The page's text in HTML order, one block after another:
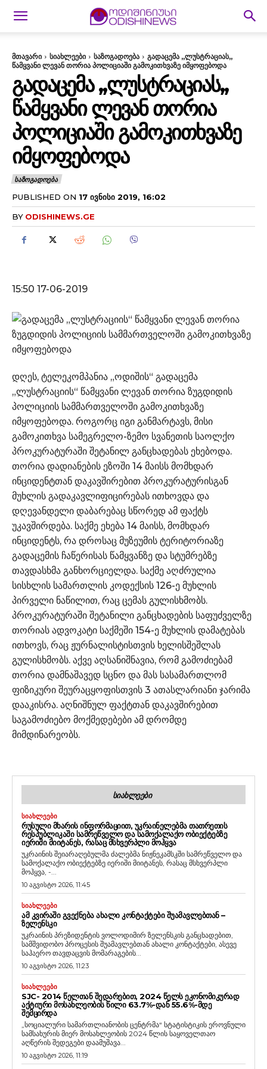
მთავარი სიახლეები საზოგადოება
გადაცემა ,,ლუსტრაციას,,
წამყვანი ლევან თორია პოლიციაში გამოკითხვაზე იმყოფებოდა
ᲒᲐᲓᲐᲪᲔᲛᲐ ,,ᲚᲣᲡᲢᲠᲐᲪᲘᲐᲡ,,
ᲬᲐᲛᲧᲕᲐᲜᲘ ᲚᲔᲕᲐᲜ ᲗᲝᲠᲘᲐ
ᲞᲝᲚᲘᲪᲘᲐᲨᲘ ᲒᲐᲛᲝᲙᲘᲗᲮᲕᲐᲖᲔ
ᲘᲛᲧᲝᲤᲔᲑᲝᲓᲐ
ᲡᲐᲖᲝᲒᲐᲓᲝᲔᲑᲐ
PUBLISHED ON 17 ᲘᲕᲜᲘᲡᲘ 2019, 16:02
BY ODISHINEWS.GE
15:50 17-06-2019
დღეს, ტელეკომპანია „ოდიშის“ გადაცემა
„ლუსტრაციის“ წამყვანი ლევან თორია ზუგდიდის
პოლიციის სამმართველოში გამოკითხვაზე
იმყოფებოდა. როგორც იგი განმარტავს, მისი
გამოკითხვა სამეგრელო-ზემო სვანეთის საოლქო
პროკურატურაში შეტანილ განცხადებას ეხებოდა.
თორია დადიანების ეზოში 14 მაისს მომხდარ
ინციდენტთან დაკავშირებით პროკურატურისგან
მუხლის გადაკავლიფიცირებას ითხოვდა და
დღევანდელი დაბარებაც სწორედ ამ ფაქტს
უკავშირდება. საქმე ეხება 14 მაისს, მომხდარ
ინციდენტს, რა დროსაც მუზეუმის ტერიტორიაზე
გადაცემის ჩაწერისას წამყვანზე და სტუმრებზე
თავდასხმა განხორციელდა. საქმე აღძრულია
სისხლის სამართლის კოდექსის 126-ე მუხლის
პირველი ნაწილით, რაც ცემას გულისხმობს.
პროკურატურაში შეტანილი განცხადების საფუძველზე
თორიას ადვოკატი საქმეში 154-ე მუხლის დამატებას
ითხოვს, რაც ჟურნალისტისთვის ხელისშეშლას
გულისხმობს. აქვე აღსანიშნავია, რომ გამოძიებამ
თორია დამნაშავედ სცნო და მას სასამართლომ
ფიზიკური შეურაცყოფისთვის 3 ათასლარიანი ჯარიმა
დააკისრა. აღნიშნულ ფაქტთან დაკავშირებით
საგამოძიებო მოქმედებები ამ დრომდე
მიმდინარეობს.
ᲡᲘᲐᲮᲚᲔᲔᲑᲘ
ᲡᲘᲐᲮᲚᲔᲔᲑᲘ
ᲠᲣᲡᲣᲚᲘ ᲛᲮᲐᲠᲘᲡ ᲘᲜᲤᲝᲠᲛᲐᲪᲘᲘᲗ, ᲣᲙᲠᲐᲘᲜᲔᲚᲔᲑᲛᲐ ᲗᲐᲗᲠᲔᲗᲘᲡ
ᲠᲔᲡᲞᲣᲑᲚᲘᲙᲐᲨᲘ ᲡᲐᲛᲠᲔᲬᲕᲔᲚᲝ ᲓᲐ ᲡᲐᲛᲝᲥᲐᲚᲐᲥᲝ ᲝᲑᲘᲔᲥᲢᲔᲑᲖᲔ
ᲘᲔᲠᲘᲨᲘ ᲛᲘᲘᲢᲐᲜᲔᲡ, ᲠᲐᲡᲐᲪ ᲛᲡᲮᲕᲔᲠᲞᲚᲘ ᲛᲝᲰᲧᲕᲐ
უკრაინის შეიარაღებულმა ძალებმა ნიჟნეკამსკში სამრეწველო და
სამოქალაქო ობიექტებზე იერიში მიიტანეს, რასაც მსხვერპლი
მოჰყვა, -...
10 აგვისტო 2026, 11:45
ᲡᲘᲐᲮᲚᲔᲔᲑᲘ
ᲐᲛ ᲙᲕᲘᲠᲐᲨᲘ ᲒᲕᲔᲥᲜᲔᲑᲐ ᲐᲮᲐᲚᲘ ᲙᲝᲜᲢᲐᲥᲢᲔᲑᲘ ᲨᲣᲐᲛᲐᲕᲚᲔᲑᲗᲐᲜ –
ᲖᲔᲚᲔᲜᲡᲙᲘ
უკრაინის პრეზიდენტის ვოლოდიმირ ზელენსკის განცხადებით,
სამშვიდობო პროცესის შუამავლებთან ახალი კონტაქტები, ასევე
საჰაერო თავდაცვის მომარაგების...
10 აგვისტო 2026, 11:23
ᲡᲘᲐᲮᲚᲔᲔᲑᲘ
SJC- 2014 ᲬᲔᲚᲗᲐᲜ ᲨᲔᲓᲐᲠᲔᲑᲘᲗ, 2024 ᲬᲔᲚᲡ ᲔᲙᲝᲜᲝᲛᲘᲙᲣᲠᲐᲓ
ᲐᲥᲢᲘᲣᲠᲘ ᲛᲝᲡᲐᲮᲚᲔᲝᲑᲘᲡ ᲬᲘᲚᲘ 63.7%-ᲓᲐᲜ 55.6%-ᲛᲓᲔ
ᲨᲔᲛᲪᲘᲠᲓᲐ
„სოციალური სამართლიანობის ცენტრმა“ სტატისტიკის ეროვნული
სამსახურის მიერ მოსახლეობის 2024 წლის საყოველთაო
აღწერის შედეგები დაამუშავა...
10 აგვისტო 2026, 11:19